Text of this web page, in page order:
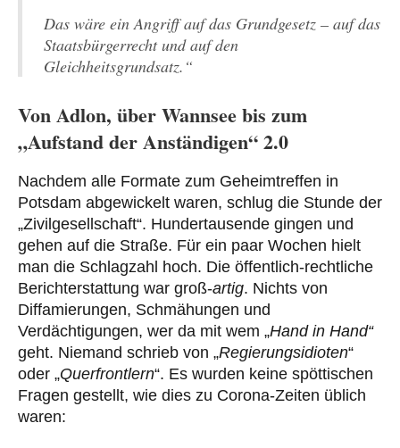
Das wäre ein Angriff auf das Grundgesetz – auf das
Staatsbürgerrecht und auf den
Gleichheitsgrundsatz.“
Von Adlon, über Wannsee bis zum
„Aufstand der Anständigen“ 2.0
Nachdem alle Formate zum Geheimtreffen in
Potsdam abgewickelt waren, schlug die Stunde der
„Zivilgesellschaft“. Hundertausende gingen und
gehen auf die Straße. Für ein paar Wochen hielt
man die Schlagzahl hoch. Die öffentlich-rechtliche
Berichterstattung war groß-artig. Nichts von
Diffamierungen, Schmähungen und
Verdächtigungen, wer da mit wem „Hand in Hand“
geht. Niemand schrieb von „Regierungsidioten“
oder „Querfrontlern“. Es wurden keine spöttischen
Fragen gestellt, wie dies zu Corona-Zeiten üblich
waren: